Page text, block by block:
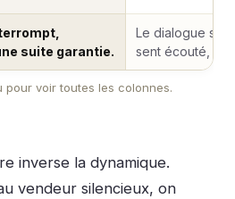
suite garantie.
Le dialogue
sent écouté, la
pour voir toutes les colonnes.
inverse la dynamique.
vendeur silencieux, on